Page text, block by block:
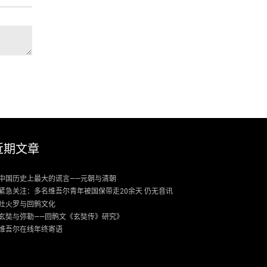
期文章
国历史上最大的谎言——元朝与清朝
急关注：多名维吾尔青年被国保带走20余天 仍无音讯
火罗与回鹘文化
奘与弥勒——回鹘文《玄奘传》研究》
吾尔在线年终寄语